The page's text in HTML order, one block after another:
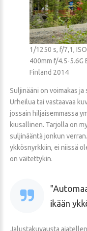
1/1250 s, f/7,1,
400mm f/4.5-5.6G
Finland 2014
Suljinääni on voimakas
Urheilua tai vastaavaa
jossain hiljaisemmassa
kiusallinen. Tarjolla on
suljinääntä jonkun
ykkösnyrkkiin, ei niissä
on väitettykin.
ikään
Jalustakuvausta